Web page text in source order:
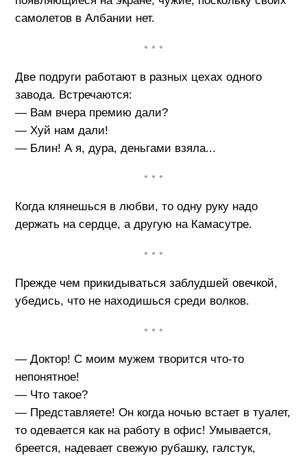
самолетов в Албании нет.
• • •
Две подруги работают в разных цехах одного
завода. Встречаются:
— Вам вчера премию дали?
— Хуй нам дали!
— Блин! А я, дура, деньгами взяла...
• • •
Когда клянешься в любви, то одну руку надо
держать на сердце, а другую на Камасутре.
• • •
Прежде чем прикидываться заблудшей овечкой,
убедись, что не находишься среди волков.
• • •
— Доктор! С моим мужем творится что-то
непонятное!
— Что такое?
— Представляете! Он когда ночью встает в туалет,
то одевается как на работу в офис! Умывается,
бреется, надевает свежую рубашку, галстук,